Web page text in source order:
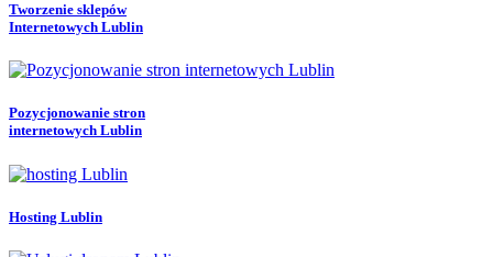
Tworzenie sklepów
Internetowych Lublin
Pozycjonowanie stron
internetowych Lublin
Hosting Lublin